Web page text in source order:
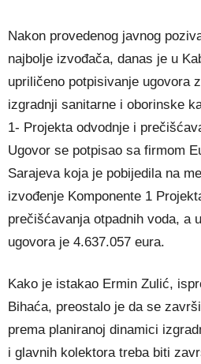
Nakon provedenog javnog
najbolje izvođača, danas je u
upriličeno potpisivanje ugovora
izgradnji sanitarne i oborinske
1- Projekta odvodnje i
Ugovor se potpisao sa firmom
Sarajeva koja je pobijedila na
izvođenje Komponente 1
prečišćavanja otpadnih voda, a
ugovora je 4.637.057 eura.
Kako je istakao Ermin Zulić,
Bihaća, preostalo je da se
prema planiranoj dinamici
i glavnih kolektora treba biti